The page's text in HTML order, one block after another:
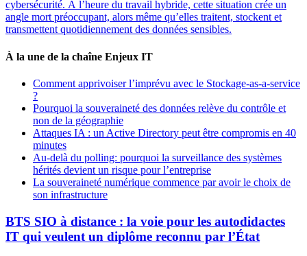
cybersécurité. À l’heure du travail hybride, cette situation crée un
angle mort préoccupant, alors même qu’elles traitent, stockent et
transmettent quotidiennement des données sensibles.
À la une de la chaîne Enjeux IT
Comment apprivoiser l’imprévu avec le Stockage-as-a-service
?
Pourquoi la souveraineté des données relève du contrôle et
non de la géographie
Attaques IA : un Active Directory peut être compromis en 40
minutes
Au-delà du polling: pourquoi la surveillance des systèmes
hérités devient un risque pour l’entreprise
La souveraineté numérique commence par avoir le choix de
son infrastructure
BTS SIO à distance : la voie pour les autodidactes
IT qui veulent un diplôme reconnu par l’État